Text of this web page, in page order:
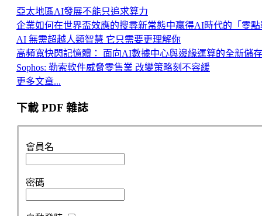
亞太地區AI發展不能只追求算力
企業如何在世界盃效應的搜尋新常態中贏得AI時代的「零點
AI 無需超越人類智慧 它只需要更理解你
高頻寬快閃記憶體： 面向AI數據中心與邊緣運算的全新儲
Sophos: 勒索軟件威脅零售業 改變策略刻不容緩
更多文章...
下載 PDF 雜誌
會員名
密碼